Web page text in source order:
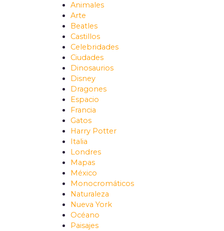
Animales
Arte
Beatles
Castillos
Celebridades
Ciudades
Dinosaurios
Disney
Dragones
Espacio
Francia
Gatos
Harry Potter
Italia
Londres
Mapas
México
Monocromáticos
Naturaleza
Nueva York
Océano
Paisajes